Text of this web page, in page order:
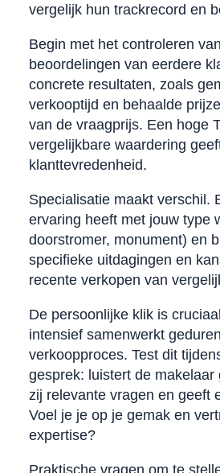
vergelijk hun trackrecord en
Begin met het controleren
beoordelingen van eerdere
concrete resultaten, zoals
verkooptijd en behaalde
van de vraagprijs. Een hoge
vergelijkbare waardering
klanttevredenheid.
Specialisatie maakt verschil.
ervaring heeft met jouw type
doorstromer, monument) en
specifieke uitdagingen en
recente verkopen van
De persoonlijke klik is
intensief samenwerkt
verkoopproces. Test dit
gesprek: luistert de makelaar
zij relevante vragen en geeft
Voel je je op je gemak en
expertise?
Praktische vragen om te